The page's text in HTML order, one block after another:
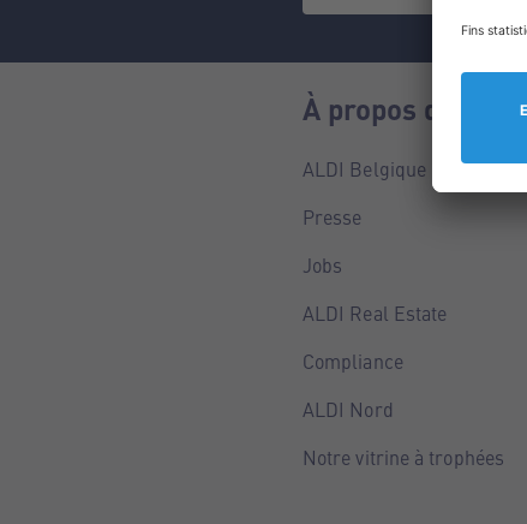
À propos de nous
ALDI Belgique
Presse
Jobs
ALDI Real Estate
Compliance
ALDI Nord
Notre vitrine à trophées